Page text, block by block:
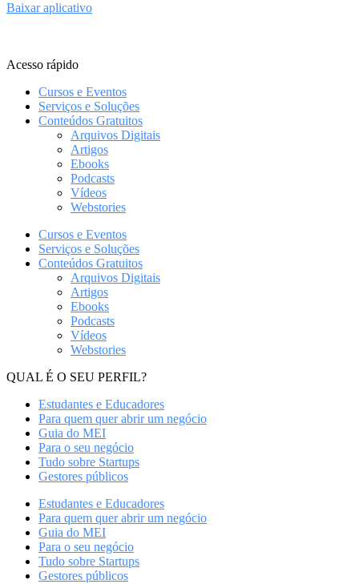
Baixar aplicativo
Acesso rápido
Cursos e Eventos
Serviços e Soluções
Conteúdos Gratuitos
Arquivos Digitais
Artigos
Ebooks
Podcasts
Vídeos
Webstories
Cursos e Eventos
Serviços e Soluções
Conteúdos Gratuitos
Arquivos Digitais
Artigos
Ebooks
Podcasts
Vídeos
Webstories
QUAL É O SEU PERFIL?
Estudantes e Educadores
Para quem quer abrir um negócio
Guia do MEI
Para o seu negócio
Tudo sobre Startups
Gestores públicos
Estudantes e Educadores
Para quem quer abrir um negócio
Guia do MEI
Para o seu negócio
Tudo sobre Startups
Gestores públicos